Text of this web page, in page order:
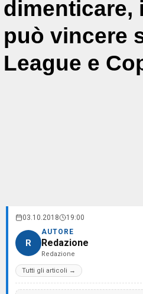
dimenticare,
può vincere
League e
03.10.2018 19:00
R
AUTORE
Redazione
Redazione
Tutti gli articoli →